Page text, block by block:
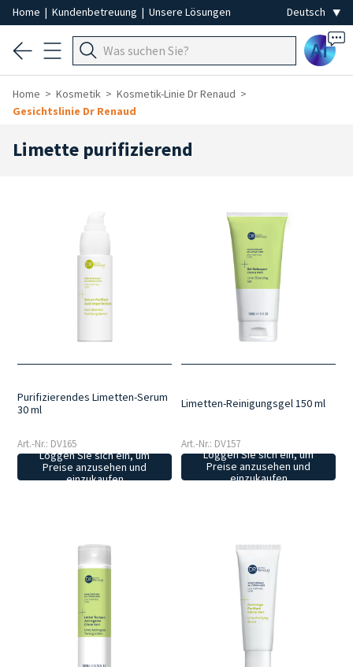
Home | Kundenbetreuung | Unsere Lösungen
Ai
Home Kosmetik
Kosmetik-Linie Dr Renaud
Gesichtslinie Dr Renaud
Limette purifizierend
Purifizierendes Limetten-Serum
30 ml
Art.-Nr.: DV165
Loggen Sie sich ein, um
Preise anzusehen und
einzukaufen
Limetten-Reinigungsgel 150 ml
Art.-Nr.: DV157
Loggen Sie sich ein, um
Preise anzusehen und
einzukaufen